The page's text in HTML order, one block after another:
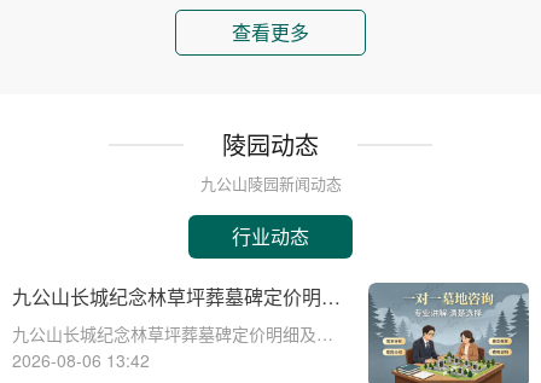
查看更多
陵园动态
九公山陵园新闻动态
行业动态
九公山长城纪念林草坪葬墓碑定价明细
活动赠绿植养护服务详解
九公山长城纪念林草坪葬墓碑定价明细及活
动赠绿植养护服务详解☎ 九公山陵园电
2026-08-06 13:42